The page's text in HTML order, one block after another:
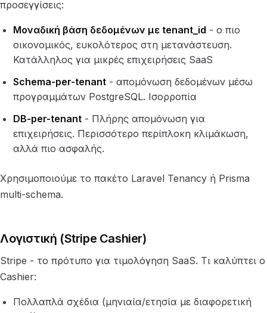
προσεγγίσεις:
Μοναδική βάση δεδομένων με tenant_id - ο πιο
οικονομικός, ευκολότερος στη μετανάστευση.
Κατάλληλος για μικρές επιχειρήσεις SaaS
Schema-per-tenant - απομόνωση δεδομένων μέσω
προγραμμάτων PostgreSQL. Ισορροπία
DB-per-tenant - Πλήρης απομόνωση για
επιχειρήσεις. Περισσότερο περίπλοκη κλιμάκωση,
αλλά πιο ασφαλής.
Χρησιμοποιούμε το πακέτο Laravel Tenancy ή Prisma
multi-schema.
Λογιστική (Stripe Cashier)
Stripe - το πρότυπο για τιμολόγηση SaaS. Τι καλύπτει ο
Cashier:
Πολλαπλά σχέδια (μηνιαία/ετησία με διαφορετική